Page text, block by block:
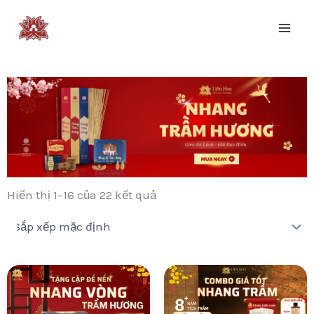
Hiển thị 1–16 của 22 kết quả
Giá
gốc
là:
Giá
hiện
tại
Giá
gốc
là:
Giá
hiện
tại